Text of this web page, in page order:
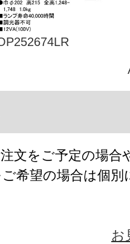
文をご予定の場合
希望の場合は個別
お